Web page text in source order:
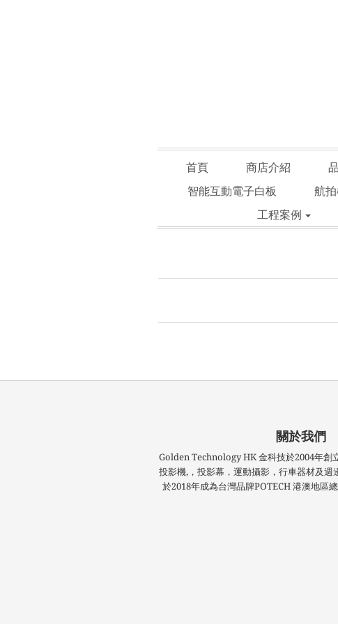
首頁 商店介紹
智能互動電子白板
航
工程案例
關於我們
Golden Technology HK 金科技於2004年創
投影機,，投影幕，運動攝影，行車器材及週
於2018年成為台灣品牌POTECH 港澳地區